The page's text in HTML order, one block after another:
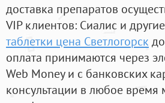
доставка препаратов
VIP клиентов: Сиалис и
таблетки цена Светлогорск
оплата принимаются через
Web Money и с банковских
консультации в любое время